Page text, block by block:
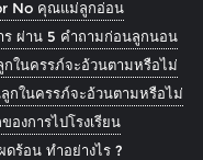
No คุณแม่ลูกอ่อน
ผ่าน 5 คำถามก่อนลูกนอน
ในครรภ์จะอ้วนตามหรือไม่
กในครรภ์จะอ้วนตามหรือไม่
งการไปโรงเรียน
ร้อน ทำอย่างไร ?